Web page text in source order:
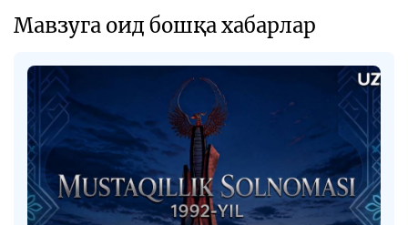
Мавзуга оид бошқа хабарлар